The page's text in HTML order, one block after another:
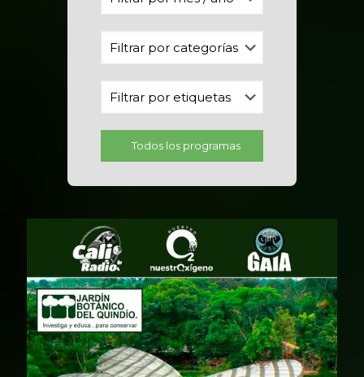
Todos los programas